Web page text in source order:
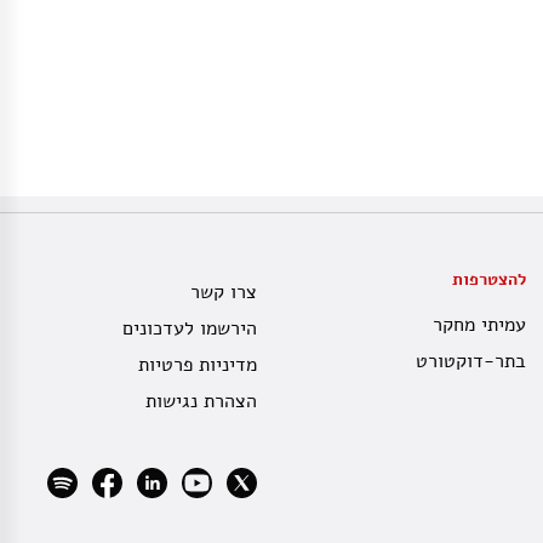
להצטרפות
עמיתי מחקר
בתר-דוקטורט
צרו קשר
הירשמו לעדכונים
מדיניות פרטיות
הצהרת נגישות